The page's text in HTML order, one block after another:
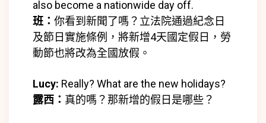
also become a nationwide day off.
班： 你看到新聞了嗎？立法院通過紀念日
及節日實施條例，將新增4天國定假日，勞
動節也將改為全國放假。
Lucy: Really? What are the new holidays?
露西： 真的嗎？那新增的假日是哪些？